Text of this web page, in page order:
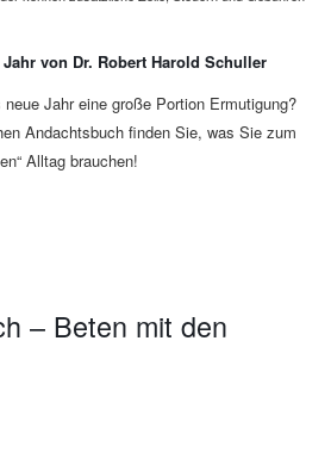
von Dr. Robert Harold Schuller
Jahr eine große Portion Ermutigung?
Andachtsbuch finden Sie, was Sie zum
Alltag brauchen!
– Beten mit den